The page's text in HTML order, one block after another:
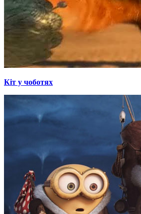
Кіт у чоботях